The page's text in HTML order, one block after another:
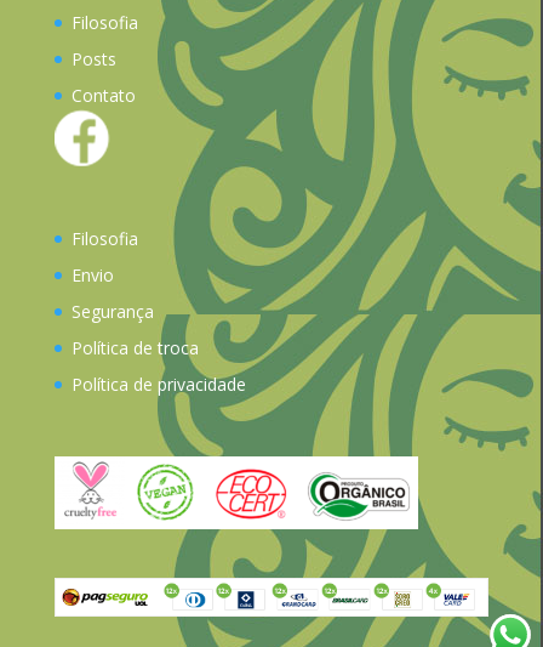
Filosofia
Posts
Contato
Filosofia
Envio
Segurança
Política de troca
Política de privacidade